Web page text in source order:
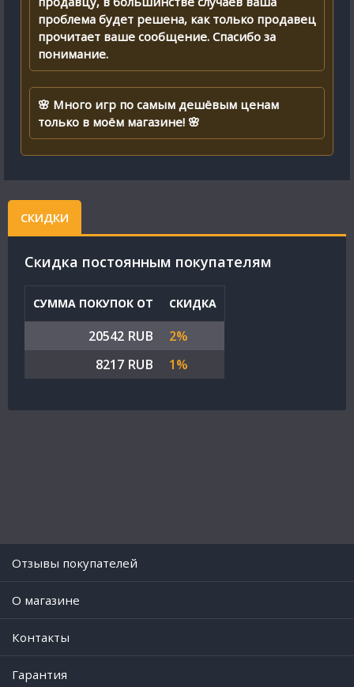
проблема будет решена, как только продавец
прочитает ваше сообщение. Спасибо за
понимание.
🌸 Много игр по самым дешёвым ценам
только в моём магазине! 🌸
СКИДКИ
Cкидка постоянным покупателям
СУММА ПОКУПОК ОТ СКИДКА
20542 RUB
2%
8217 RUB
1%
Отзывы покупателей
O магазине
Контакты
Гарантия